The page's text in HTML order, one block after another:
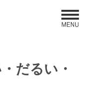
Click​
だるい・